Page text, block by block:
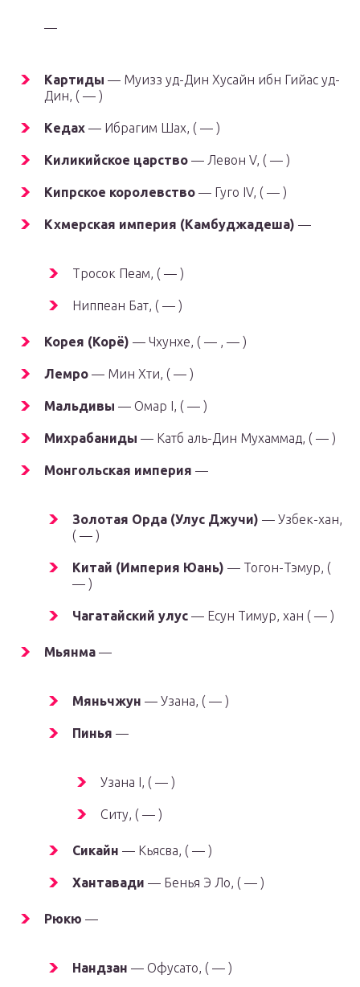
—
Картиды — Муизз уд-Дин Хусайн ибн Гийас уд-
Дин, ( — )
Кедах — Ибрагим Шах, ( — )
Киликийское царство — Левон V, ( — )
Кипрское королевство — Гуго IV, ( — )
Кхмерская империя (Камбуджадеша) —
Тросок Пеам, ( — )
Ниппеан Бат, ( — )
Корея (Корё) — Чхунхе, ( — , — )
Лемро — Мин Хти, ( — )
Мальдивы — Омар I, ( — )
Михрабаниды — Катб аль-Дин Мухаммад, ( — )
Монгольская империя —
Золотая Орда (Улус Джучи) — Узбек-хан,
( — )
Китай (Империя Юань) — Тогон-Тэмур, (
— )
Чагатайский улус — Есун Тимур, хан ( — )
Мьянма —
Мяньчжун — Узана, ( — )
Пинья —
Узана I, ( — )
Ситу, ( — )
Сикайн — Кьясва, ( — )
Хантавади — Бенья Э Ло, ( — )
Рюкю —
Нандзан — Офусато, ( — )